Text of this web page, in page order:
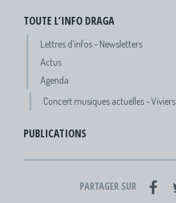
TOUTE L’INFO DRAGA
Lettres d'infos - Newsletters
Actus
Agenda
Concert musiques actuelles - Viviers
PUBLICATIONS
PARTAGER SUR